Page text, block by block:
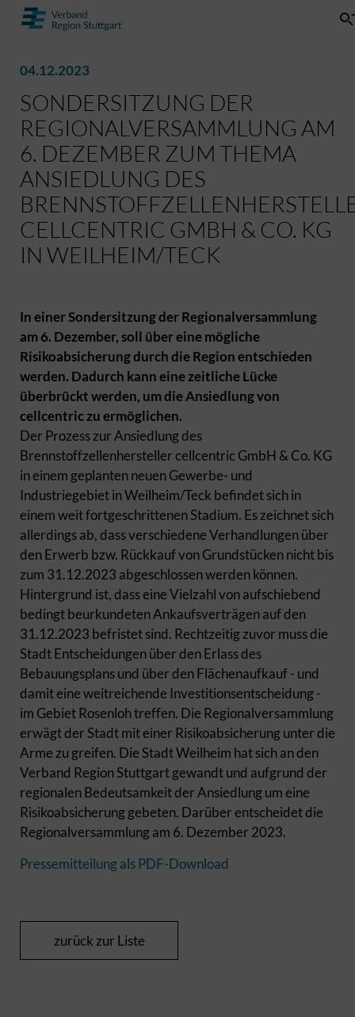
04.12.2023
SONDERSITZUNG DER
REGIONALVERSAMMLUNG AM
6. DEZEMBER ZUM THEMA
ANSIEDLUNG DES
CELLCENTRIC GMBH & CO. KG
IN WEILHEIM/TECK
In einer Sondersitzung der Regionalversammlung
am 6. Dezember, soll über eine mögliche
Risikoabsicherung durch die Region entschieden
werden. Dadurch kann eine zeitliche Lücke
überbrückt werden, um die Ansiedlung von
cellcentric zu ermöglichen.
Der Prozess zur Ansiedlung des
Brennstoffzellenhersteller cellcentric GmbH & Co. KG
in einem geplanten neuen Gewerbe- und
Industriegebiet in Weilheim/Teck befindet sich in
einem weit fortgeschrittenen Stadium. Es zeichnet sich
allerdings ab, dass verschiedene Verhandlungen über
den Erwerb bzw. Rückkauf von Grundstücken nicht bis
zum 31.12.2023 abgeschlossen werden können.
Hintergrund ist, dass eine Vielzahl von aufschiebend
bedingt beurkundeten Ankaufsverträgen auf den
31.12.2023 befristet sind. Rechtzeitig zuvor muss die
Stadt Entscheidungen über den Erlass des
Bebauungsplans und über den Flächenaufkauf - und
damit eine weitreichende Investitionsentscheidung -
im Gebiet Rosenloh treffen. Die Regionalversammlung
erwägt der Stadt mit einer Risikoabsicherung unter die
Arme zu greifen. Die Stadt Weilheim hat sich an den
Verband Region Stuttgart gewandt und aufgrund der
regionalen Bedeutsamkeit der Ansiedlung um eine
Risikoabsicherung gebeten. Darüber entscheidet die
Regionalversammlung am 6. Dezember 2023.
Pressemitteilung als PDF-Download
zurück zur Liste